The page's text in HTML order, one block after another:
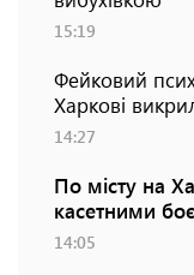
15:19
Фейковий
Харкові
14:27
По місту на
касетними
14:05